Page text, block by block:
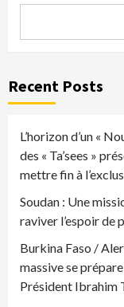
Recent Posts
L’horizon d’un «
des « Ta’sees »
mettre fin à
Soudan : Une
raviver l’espoir de
Burkina Faso /
massive se
Président Ibrahim